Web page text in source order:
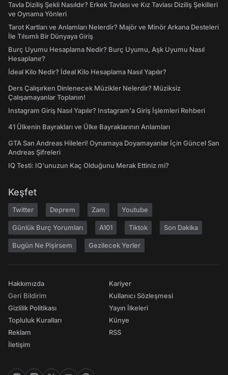
Tavla Diziliş Şekli Nasıldır? Erkek Tavlası ve Kız Tavlası Diziliş Şekilleri
ve Oynama Yönleri
Tarot Kartları ve Anlamları Nelerdir? Majör ve Minör Arkana Desteleri
İle Tılsımlı Bir Dünyaya Giriş
Burç Uyumu Hesaplama Nedir? Burç Uyumu, Aşk Uyumu Nasıl
Hesaplanır?
İdeal Kilo Nedir? İdeal Kilo Hesaplama Nasıl Yapılır?
Ders Çalışırken Dinlenecek Müzikler Nelerdir? Müziksiz
Çalışamayanlar Toplanın!
Instagram Giriş Nasıl Yapılır? Instagram'a Giriş İşlemleri Rehberi
41 Ülkenin Bayrakları ve Ülke Bayraklarının Anlamları
GTA San Andreas Hileleri! Oynamaya Doyamayanlar İçin Güncel San
Andreas Şifreleri
IQ Testi: IQ'unuzun Kaç Olduğunu Merak Ettiniz mi?
Keşfet
Twitter Deprem Zam Youtube
Günlük Burç Yorumları A101 Tiktok Son Dakika
Bugün Ne Pişirsem Gezilecek Yerler
Hakkımızda
Geri Bildirim
Gizlilik Politikası
Topluluk Kuralları
Reklam
İletişim
Kariyer
Kullanıcı Sözleşmesi
Yayın İlkeleri
Künye
RSS